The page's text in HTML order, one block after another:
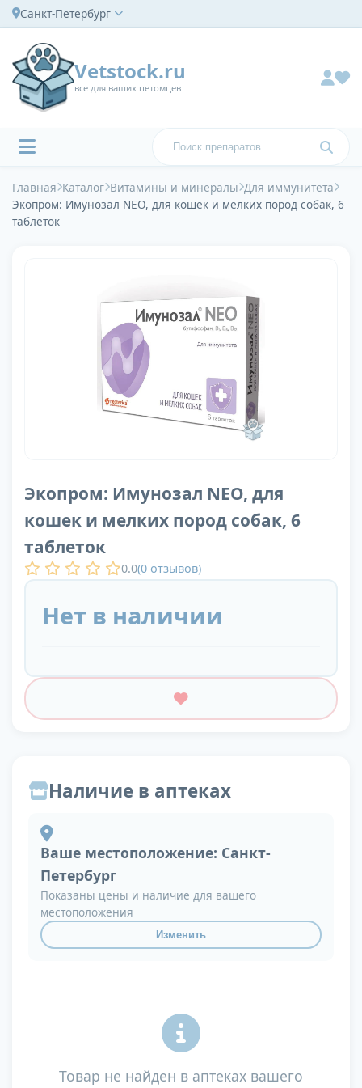
Санкт-Петербург
Vetstock.ru
все для ваших петомцев
Главная Каталог Витамины и минералы Для иммунитета
Экопром: Имунозал NEO, для кошек и мелких пород собак, 6
таблеток
Экопром: Имунозал NEO, для
кошек и мелких пород собак, 6
таблеток
0.0(0 отзывов)
Нет в наличии
Наличие в аптеках
Ваше местоположение: Санкт-
Петербург
Показаны цены и наличие для вашего
местоположения
Изменить
Товар не найден в аптеках вашего